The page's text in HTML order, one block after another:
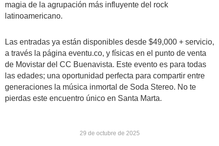
magia de la agrupación más influyente del rock
latinoamericano.
Las entradas ya están disponibles desde $49,000 + servicio,
a través la página eventu.co, y físicas en el punto de venta
de Movistar del CC Buenavista. Este evento es para todas
las edades; una oportunidad perfecta para compartir entre
generaciones la música inmortal de Soda Stereo. No te
pierdas este encuentro único en Santa Marta.
29 de octubre de 2025